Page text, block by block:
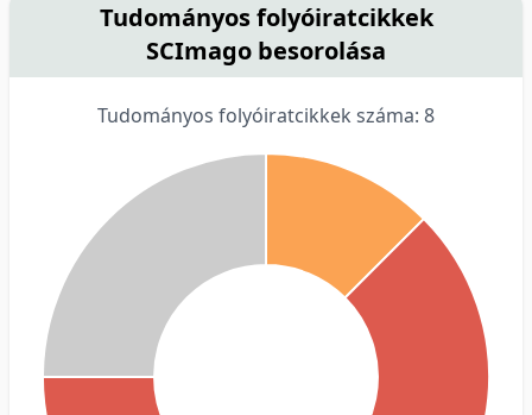
Tudományos folyóiratcikkek
SCImago besorolása
Tudományos folyóiratcikkek száma: 8